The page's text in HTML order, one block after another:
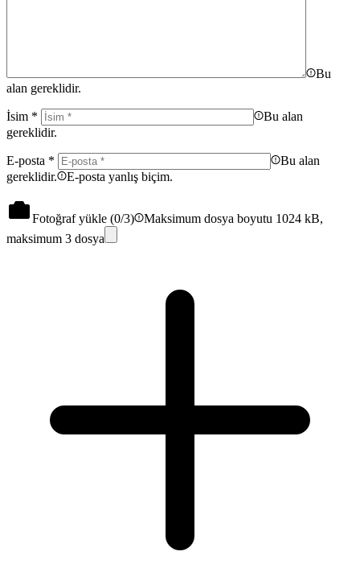
Bu
alan gereklidir.
İsim *
Bu alan
gereklidir.
E-posta *
Bu alan
gereklidir.
E-posta yanlış biçim.
Fotoğraf yükle (0/3)
Maksimum dosya boyutu 1024 kB,
maksimum 3 dosya